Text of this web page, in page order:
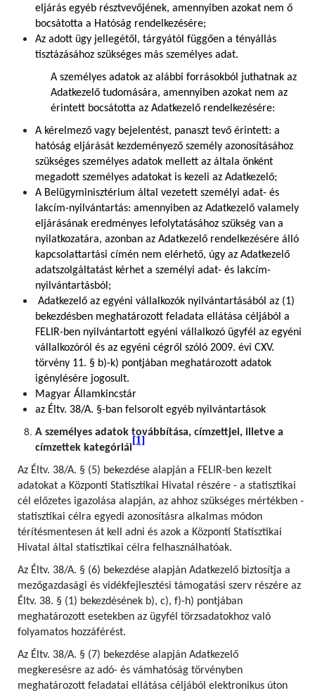
eljárás egyéb résztvevőjének, amennyiben azokat nem ő
bocsátotta a Hatóság rendelkezésére;
Az adott ügy jellegétől, tárgyától függően a tényállás
tisztázásához szükséges más személyes adat.
A személyes adatok az alábbi forrásokból juthatnak az
Adatkezelő tudomására, amennyiben azokat nem az
érintett bocsátotta az Adatkezelő rendelkezésére:
A kérelmező vagy bejelentést, panaszt tevő érintett: a
hatóság eljárását kezdeményező személy azonosításához
szükséges személyes adatok mellett az általa önként
megadott személyes adatokat is kezeli az Adatkezelő;
A Belügyminisztérium által vezetett személyi adat- és
lakcím-nyilvántartás: amennyiben az Adatkezelő valamely
eljárásának eredményes lefolytatásához szükség van a
nyilatkozatára, azonban az Adatkezelő rendelkezésére álló
kapcsolattartási címén nem elérhető, úgy az Adatkezelő
adatszolgáltatást kérhet a személyi adat- és lakcím-
nyilvántartásból;
Adatkezelő az egyéni vállalkozók nyilvántartásából az (1)
bekezdésben meghatározott feladata ellátása céljából a
FELIR-ben nyilvántartott egyéni vállalkozó ügyfél az egyéni
vállalkozóról és az egyéni cégről szóló 2009. évi CXV.
törvény 11. § b)-k) pontjában meghatározott adatok
igénylésére jogosult.
Magyar Államkincstár
az Éltv. 38/A. §-ban felsorolt egyéb nyilvántartások
A személyes adatok továbbítása, címzettjei, illetve a
címzettek kategóriái
[1]
Az Éltv. 38/A. § (5) bekezdése alapján a FELIR-ben kezelt
adatokat a Központi Statisztikai Hivatal részére - a statisztikai
cél előzetes igazolása alapján, az ahhoz szükséges mértékben -
statisztikai célra egyedi azonosításra alkalmas módon
térítésmentesen át kell adni és azok a Központi Statisztikai
Hivatal által statisztikai célra felhasználhatóak.
Az Éltv. 38/A. § (6) bekezdése alapján Adatkezelő biztosítja a
mezőgazdasági és vidékfejlesztési támogatási szerv részére az
Éltv. 38. § (1) bekezdésének b), c), f)-h) pontjában
meghatározott esetekben az ügyfél törzsadatokhoz való
folyamatos hozzáférést.
Az Éltv. 38/A. § (7) bekezdése alapján Adatkezelő
megkeresésre az adó- és vámhatóság törvényben
meghatározott feladatai ellátása céljából elektronikus úton